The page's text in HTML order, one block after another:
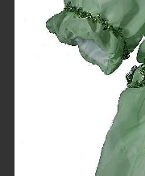
принцессы.Отделка
бусинками как в
мультике.Декоративная
имитация амулета